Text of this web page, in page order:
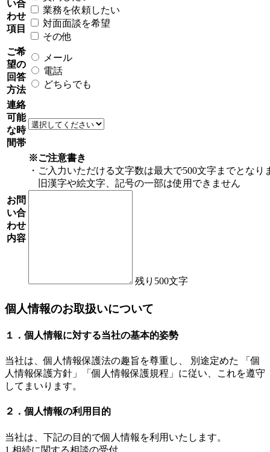
い合
わせ
項目
業務を依頼したい
対面面談を希望
その他
ご希
望の
回答
方法
メール
電話
どちらでも
連絡
可能
な時
間帯
お問
い合
わせ
内容
※ご注意書き
・ご入力いただける文字数は最大で500文字までとなり
旧漢字や絵文字、記号の一部は使用できません
残り 500文字
個人情報のお取扱いについて
１．個人情報に対する当社の基本的姿勢
当社は、個人情報保護法の趣旨を尊重し、 別途定めた 「個
人情報保護方針」「個人情報保護規程」に従い、これを遵守
してまいります。
２．個人情報の利用目的
当社は、下記の目的で個人情報を利用いたします。
1.相続に関する相談の受付